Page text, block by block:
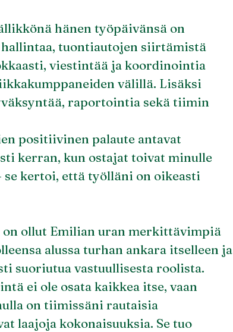
hänen työpäivänsä on
tuontiautojen siirtämistä
viestintää ja koordinointia
välillä. Lisäksi
raportointia sekä tiimin
positiivinen palaute antavat
kerran, kun ostajat toivat minulle
kertoi, että työlläni on oikeasti
on ollut Emilian uran merkittävimpiä
alussa turhan ankara itselleen ja
suoriutua vastuullisesta roolista.
ei ole osata kaikkea itse, vaan
on tiimissäni rautaisia
laajoja kokonaisuuksia. Se tuo